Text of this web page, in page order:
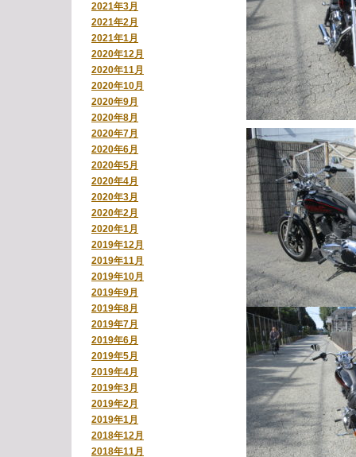
2021年3月
2021年2月
2021年1月
2020年12月
2020年11月
2020年10月
2020年9月
2020年8月
2020年7月
2020年6月
2020年5月
2020年4月
2020年3月
2020年2月
2020年1月
2019年12月
2019年11月
2019年10月
2019年9月
2019年8月
2019年7月
2019年6月
2019年5月
2019年4月
2019年3月
2019年2月
2019年1月
2018年12月
2018年11月